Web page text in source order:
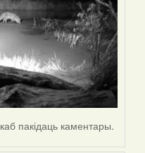
каб пакідаць каментары.